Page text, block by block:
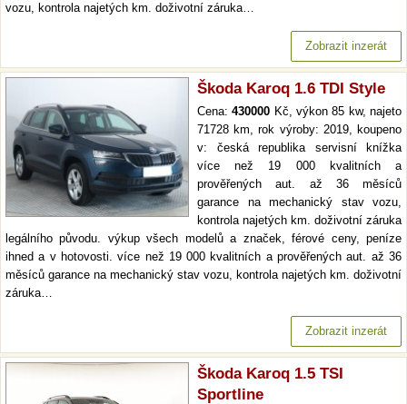
vozu, kontrola najetých km. doživotní záruka…
Zobrazit inzerát
Škoda Karoq 1.6 TDI Style
Cena:430000 Kč, výkon 85 kw, najeto
71728 km, rok výroby: 2019, koupeno
v: česká republika servisní knížka
více než 19 000 kvalitních a
prověřených aut. až 36 měsíců
garance na mechanický stav vozu,
kontrola najetých km. doživotní záruka
legálního původu. výkup všech modelů a značek, férové ceny, peníze
ihned a v hotovosti. více než 19 000 kvalitních a prověřených aut. až 36
měsíců garance na mechanický stav vozu, kontrola najetých km. doživotní
záruka…
Zobrazit inzerát
Škoda Karoq 1.5 TSI
Sportline